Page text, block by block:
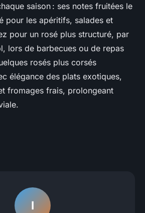
saison : ses notes fruitées le
pour les apéritifs, salades et
pour un rosé plus structuré, par
lors de barbecues ou de repas
rosés plus corsés
élégance des plats exotiques,
fromages frais, prolongeant
I